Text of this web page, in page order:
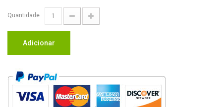
Quantidade
Adicionar